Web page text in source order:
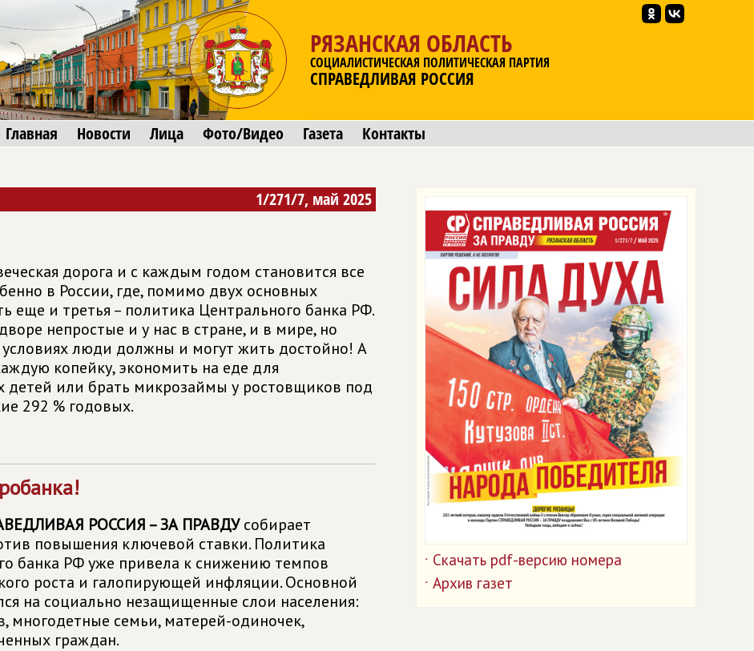
РЯЗАНСКАЯ ОБЛАСТЬ
СОЦИАЛИСТИЧЕСКАЯ ПОЛИТИЧЕСКАЯ ПАРТИЯ
СПРАВЕДЛИВАЯ РОССИЯ
Главная Новости Лица Фото/Видео Газета Контакты
1/271/7, май 2025
дорога и с каждым годом становится все
в России, где, помимо двух основных
еще и третья – политика Центрального банка РФ.
непростые и у нас в стране, и в мире, но
люди должны и могут жить достойно! А
копейку, экономить на еде для
детей или брать микрозаймы у ростовщиков под
292 % годовых.
РОССИЯ – ЗА ПРАВДУсобирает
повышения ключевой ставки. Политика
банка РФ уже привела к снижению темпов
роста и галопирующей инфляции. Основной
на социально незащищенные слои населения:
многодетные семьи, матерей-­одиночек,
граждан.
˙ Скачать pdf-версию номера
˙ Архив газет